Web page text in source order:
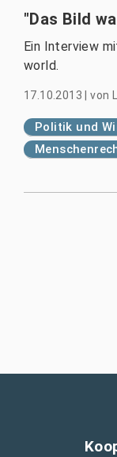
"Das Bild
Ein Interview
world.
17.10.2013 |von
Politik und